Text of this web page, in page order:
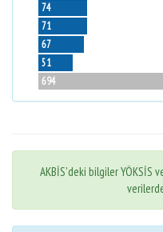
74
71
67
51
694
AKBİS'deki bilgiler YÖKSİS